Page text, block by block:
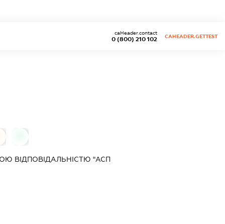
0 (800) 210 102
caHeader.contact
CAHEADER.GETTEST
ВІДПОВІДАЛЬНІСТЮ "АСП